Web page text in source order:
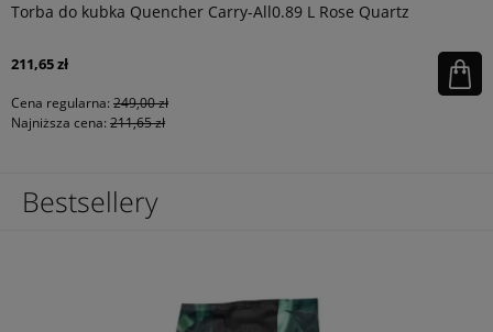
Torba do kubka Quencher Carry-All0.89 L Rose Quartz
211,65 zł
Cena regularna: 249,00 zł
Najniższa cena: 211,65 zł
Bestsellery